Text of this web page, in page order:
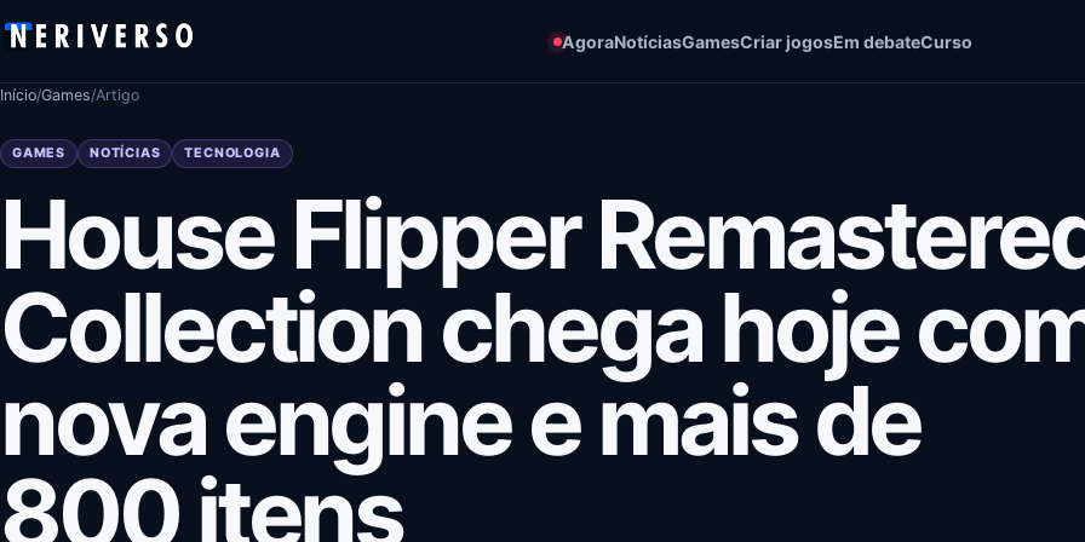
AgoraNotíciasGamesCriar jogosEm debateCurso
Início/Games/Artigo
GAMES NOTÍCIAS TECNOLOGIA
House Flipper
Collection chega hoje
nova engine e mais de
800 itens